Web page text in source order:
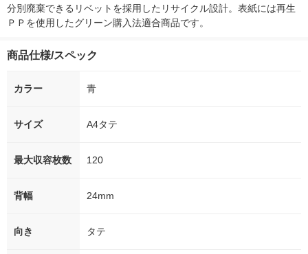
分別廃棄できるリベットを採用したリサイクル設計。表紙には再生
ＰＰを使用したグリーン購入法適合商品です。
商品仕様/スペック
カラー 青
サイズ A4タテ
最大収容枚数 120
背幅 24mm
向き タテ